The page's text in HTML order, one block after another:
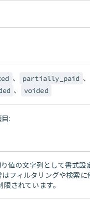
、 partially_paid 、
、 voided
:
値の文字列として書式設
フィルタリングや検索に
されています。